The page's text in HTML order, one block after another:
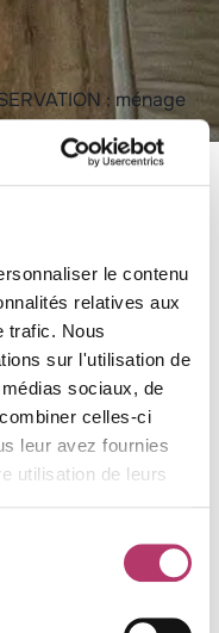
le contenu
relatives aux
trafic. Nous
sur l'utilisation de
sociaux, de
celles-ci
leur avez fournies
utilisation de leurs
: ménage
services
(sous réserve de
mini
grille-pain
toilettes séparées
et raide (peu
ayant des